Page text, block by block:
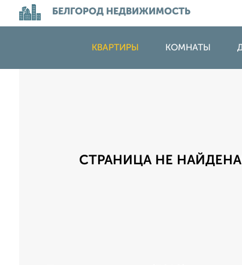
БЕЛГОРОД НЕДВИЖИМОСТЬ
КВАРТИРЫ КОМНАТЫ
СТРАНИЦА НЕ